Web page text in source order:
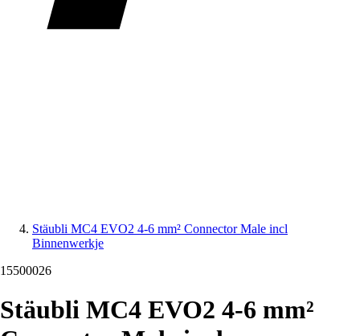
Stäubli MC4 EVO2 4-6 mm² Connector Male incl
Binnenwerkje
15500026
Stäubli MC4 EVO2 4-6 mm²